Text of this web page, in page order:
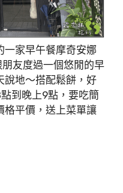
一家早午餐摩奇安娜
友度過一個悠閒的早
說地～搭配鬆餅，好
到晚上9點，要吃簡
格平價，送上菜單讓